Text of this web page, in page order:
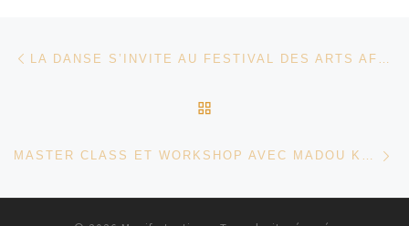
Parcourir les articles
MASTER CLASS ET WORKSHOP AVEC MADOU KONATE